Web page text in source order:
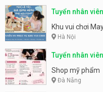
Tuyển nhân
động
Khu vui chơi
Hà Nội
Tuyển nhân
Shop mỹ phẩm
Đà Nẵng